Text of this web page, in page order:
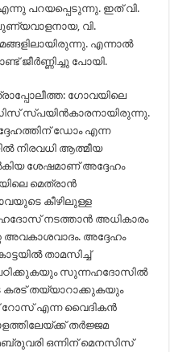
എന്നു പറയപ്പെടുന്നു. ഇത്‌ വി.
വി.
എന്നാൽ
ജീർണ്ണിച്ചു പോയി.
ഗോവയിലെ
സ്പയിൻകാരനായിരുന്നു.
ഡോം എന്ന
നിരവധി ആത്മീയ
ശേഷമാണ് അദ്ദേഹം
മെത്രാൻ
കീഴിലുള്ള
നടത്താൻ അധികാരം
അവകാശവാദം. അദ്ദേഹം
താമസിച്ച്
പഠിക്കുകയും സുന്നഹദോസിൽ
കരട് തയ്യാറാക്കുകയും
റോസ് എന്ന വൈദികൻ
തർജ്ജമ
ഒന്നിന് മെനസിസ്